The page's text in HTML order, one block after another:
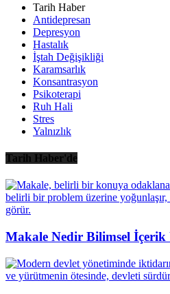
Tarih Haber
Antidepresan
Depresyon
Hastalık
İştah Değişikliği
Karamsarlık
Konsantrasyon
Psikoterapi
Ruh Hali
Stres
Yalnızlık
Tarih Haber'de
Makale Nedir Bilimsel İçerik